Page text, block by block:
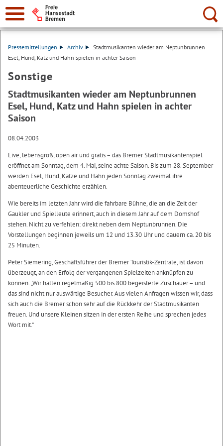
Suche:
Pressemitteilungen Archiv
Stadtmusikanten wieder am Neptunbrunnen
Esel, Hund, Katz und Hahn spielen in achter Saison
Sonstige
Stadtmusikanten wieder am Neptunbrunnen
Esel, Hund, Katz und Hahn spielen in achter
Saison
08.04.2003
Live, lebensgroß, open air und gratis – das Bremer Stadtmusikantenspiel
eröffnet am Sonntag, dem 4. Mai, seine achte Saison. Bis zum 28. September
werden Esel, Hund, Katze und Hahn jeden Sonntag zweimal ihre
abenteuerliche Geschichte erzählen.
Wie bereits im letzten Jahr wird die fahrbare Bühne, die an die Zeit der
Gaukler und Spielleute erinnert, auch in diesem Jahr auf dem Domshof
stehen. Nicht zu verfehlen: direkt neben dem Neptunbrunnen. Die
Vorstellungen beginnen jeweils um 12 und 13.30 Uhr und dauern ca. 20 bis
25 Minuten.
Peter Siemering, Geschäftsführer der Bremer Touristik-Zentrale, ist davon
überzeugt, an den Erfolg der vergangenen Spielzeiten anknüpfen zu
können: „Wir hatten regelmäßig 500 bis 800 begeisterte Zuschauer – und
das sind nicht nur auswärtige Besucher. Aus vielen Anfragen wissen wir, dass
sich auch die Bremer schon sehr auf die Rückkehr der Stadtmusikanten
freuen. Und unsere Kleinen sitzen in der ersten Reihe und sprechen jedes
Wort mit.“